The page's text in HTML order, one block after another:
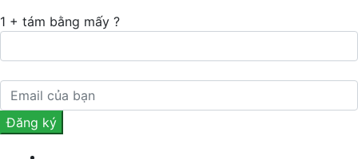
1 + tám bằng mấy ?